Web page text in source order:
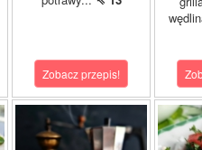
Zobacz przepis!